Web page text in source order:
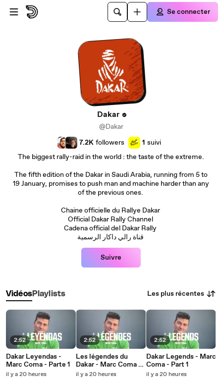
Passer au contenu principal
Se connecter
Dakar
@Dakar
7.2K followers 1 suivi
The biggest rally-raid in the world : the taste of the extreme.
The fifth edition of the Dakar in Saudi Arabia, running from 5 to
19 January, promises to push man and machine harder than any
of the previous ones.
Chaine officielle du Rallye Dakar
Official Dakar Rally Channel
Cadena official del Dakar Rally
Suivre
VidéosPlaylists Les plus récentes
2:52
Dakar Leyendas -
Marc Coma - Parte 1
il y a 20 heures
2:52
Les légendes du
Dakar - Marc Coma -
Partie 1
il y a 20 heures
2:52
Dakar Legends - Marc
Coma - Part 1
il y a 20 heures